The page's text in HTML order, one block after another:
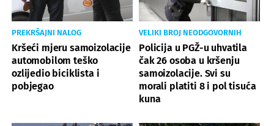
PREKRŠAJNI NALOG
Kršeći mjeru samoizolacije
automobilom teško
ozlijedio biciklista i
pobjegao
VELIKI BROJ NEODGOVORNIH
Policija u PGŽ-u uhvatila
čak 26 osoba u kršenju
samoizolacije. Svi su
morali platiti 8 i pol tisuća
kuna